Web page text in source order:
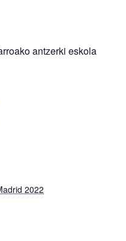
antzerki eskola
2022